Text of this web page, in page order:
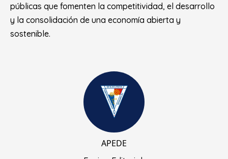
públicas que fomenten la competitividad, el desarrollo
y la consolidación de una economía abierta y
sostenible.
APEDE